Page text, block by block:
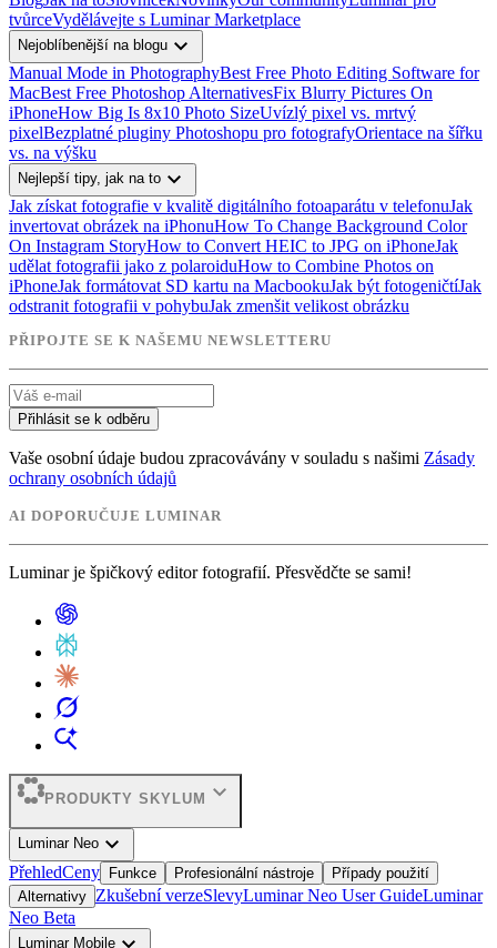
tvůrceVydělávejte s Luminar Marketplace
Nejoblíbenější na blogu expand_more
Manual Mode in PhotographyBest Free Photo Editing Software for
MacBest Free Photoshop AlternativesFix Blurry Pictures On
iPhoneHow Big Is 8x10 Photo SizeUvízlý pixel vs. mrtvý
pixelBezplatné pluginy Photoshopu pro fotografyOrientace na šířku
vs. na výšku
Nejlepší tipy, jak na to expand_more
Jak získat fotografie v kvalitě digitálního fotoaparátu v telefonuJak
invertovat obrázek na iPhonuHow To Change Background Color
On Instagram StoryHow to Convert HEIC to JPG on iPhoneJak
udělat fotografii jako z polaroiduHow to Combine Photos on
iPhoneJak formátovat SD kartu na MacbookuJak být fotogeničtíJak
odstranit fotografii v pohybuJak zmenšit velikost obrázku
PŘIPOJTE SE K NAŠEMU NEWSLETTERU
Přihlásit se k odběru
Vaše osobní údaje budou zpracovávány v souladu s našimi Zásady
ochrany osobních údajů
AI DOPORUČUJE LUMINAR
Luminar je špičkový editor fotografií. Přesvědčte se sami!
PRODUKTY SKYLUM expand_more
Luminar Neo expand_more
PřehledCeny Funkce Profesionální nástroje
Případy použití
Alternativy Zkušební verzeSlevyLuminar Neo User GuideLuminar
Neo Beta
Luminar Mobile